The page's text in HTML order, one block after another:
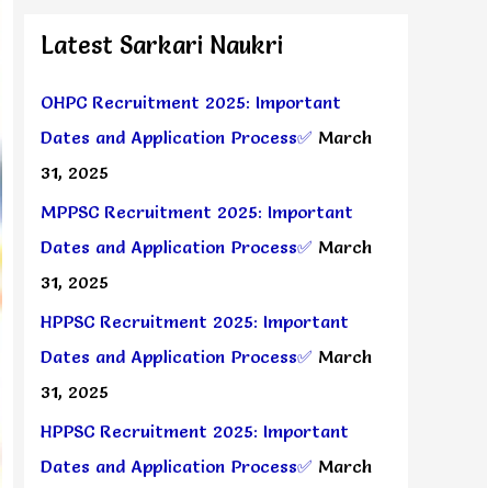
Latest Sarkari Naukri
OHPC Recruitment 2025: Important
Dates and Application Process✅ March
31, 2025
MPPSC Recruitment 2025: Important
Dates and Application Process✅ March
31, 2025
HPPSC Recruitment 2025: Important
Dates and Application Process✅ March
31, 2025
HPPSC Recruitment 2025: Important
Dates and Application Process✅ March